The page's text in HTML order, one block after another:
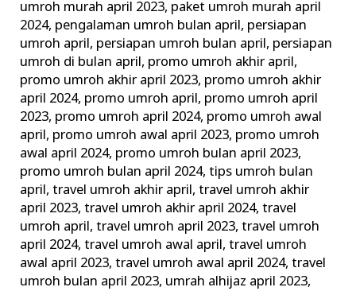
umroh murah april 2023, paket umroh murah april
2024, pengalaman umroh bulan april, persiapan
umroh april, persiapan umroh bulan april, persiapan
umroh di bulan april, promo umroh akhir april,
promo umroh akhir april 2023, promo umroh akhir
april 2024, promo umroh april, promo umroh april
2023, promo umroh april 2024, promo umroh awal
april, promo umroh awal april 2023, promo umroh
awal april 2024, promo umroh bulan april 2023,
promo umroh bulan april 2024,tips umroh bulan
april,travel umroh akhir april,travel umroh akhir
april 2023,travel umroh akhir april 2024,travel
umroh april,travel umroh april 2023,travel umroh
april 2024,travel umroh awal april,travel umroh
awal april 2023,travel umroh awal april 2024,travel
umroh bulan april 2023, umrah alhijaz april 2023,